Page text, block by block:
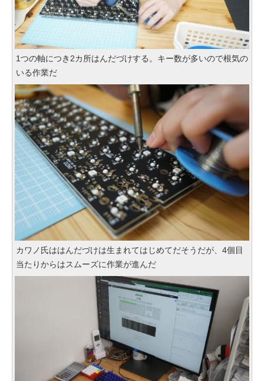
1つの軸につき2カ所はんだづけする。キー数が多いので根気の
いる作業だ
カワノ氏ははんだづけは生まれてはじめてだそうだが、4個目
当たりからはスムーズに作業が進んだ